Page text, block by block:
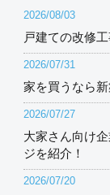
2026/08/03
戸建ての改修
2026/07/31
家を買うなら
2026/07/27
大家さん向け
ジを紹介！
2026/07/20